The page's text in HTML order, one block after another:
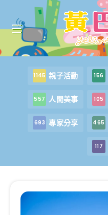
1145 親子活動 156
557 人間美事 105
693 專家分享 465
117